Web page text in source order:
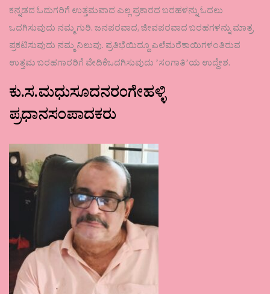
ಕನ್ನಡದ ಓದುಗರಿಗೆ ಉತ್ತಮವಾದ ಎಲ್ಲ ಪ್ರಕಾರದ ಬರಹಳನ್ನು ಓದಲು
ಒದಗಿಸುವುದು ನಮ್ಮ ಗುರಿ. ಜನಪರವಾದ, ಜೀವಪರವಾದ ಬರಹಗಳನ್ನು ಮಾತ್ರ
ಪ್ರಕಟಿಸುವುದು ನಮ್ಮ ನಿಲುವು. ಪ್ರತಿಭೆಯಿದ್ದೂ ಎಲೆಮರೆಕಾಯಿಗಳಂತಿರುವ
ಉತ್ತಮ ಬರಹಗಾರರಿಗೆ ವೇದಿಕೆಒದಗಿಸುವುದು ʼಸಂಗಾತಿʼಯ ಉದ್ದೇಶ.
ಕು.ಸ.ಮಧುಸೂದನರಂಗೇಹಳ್ಳಿ
ಪ್ರಧಾನಸಂಪಾದಕರು